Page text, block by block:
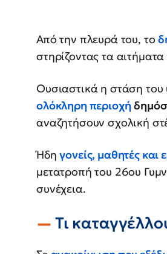
Από την πλευρά του, το
στηρίζοντας τα
Ουσιαστικά η στάση του
ολόκληρη περιοχή
αναζητήσουν σχολική
Ήδηγονείς, μαθητές και
μετατροπή του 26ου
συνέχεια.
Τι